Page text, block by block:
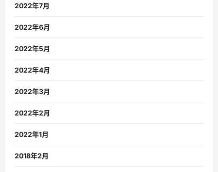
2022年7月
2022年6月
2022年5月
2022年4月
2022年3月
2022年2月
2022年1月
2018年2月